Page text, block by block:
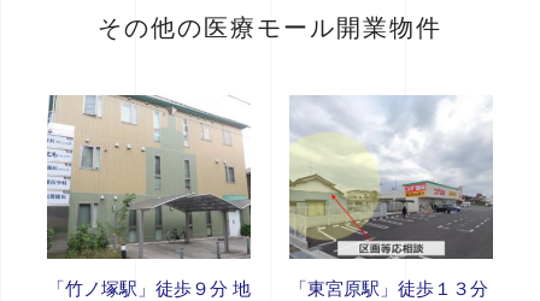
その他の医療モール開業物件
「竹ノ塚駅」徒歩９分 地
「東宮原駅」徒歩１３分